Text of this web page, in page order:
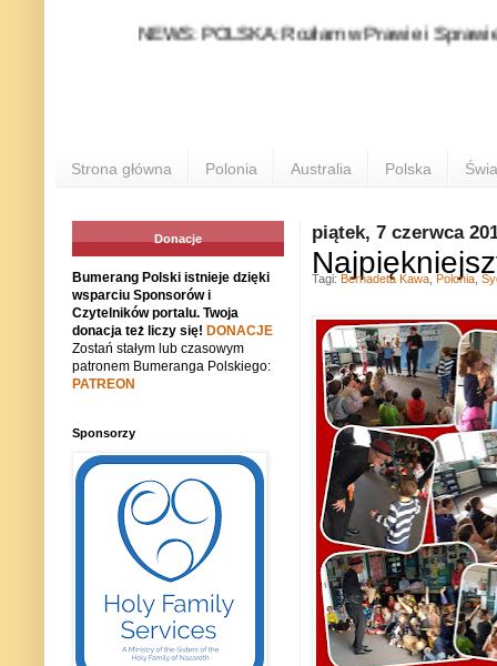
NEWS: POLSKA: Rozłam w Prawie i
Strona główna Polonia Australia Polska
piątek, 7 czerwca
Tagi: Bernadeta Kawa Polonia
Donacje
Bumerang Polski istnieje dzięki
wsparciu Sponsorów i
Czytelników portalu. Twoja
donacja też liczy się! DONACJE
Zostań stałym lub czasowym
patronem Bumeranga Polskiego:
PATREON
Sponsorzy